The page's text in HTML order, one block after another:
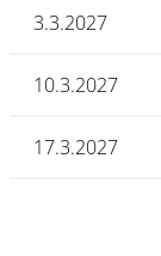
3.3.2027
10.3.2027
17.3.2027